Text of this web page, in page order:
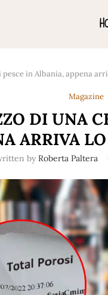
pesce in Albania, appena
Magazine
DI UNA
ARRIVA
byRoberta Paltera